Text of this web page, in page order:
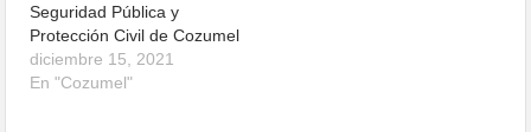
Seguridad Pública y
Protección Civil de Cozumel
diciembre 15, 2021
En "Cozumel"